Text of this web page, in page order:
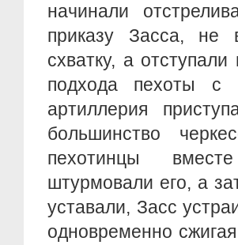
начинали
приказу Засса, не
схватку, а
подхода пехоты с
артиллерия
большинство
пехотинцы
штурмовали его, а
уставали, Засс
одновременно